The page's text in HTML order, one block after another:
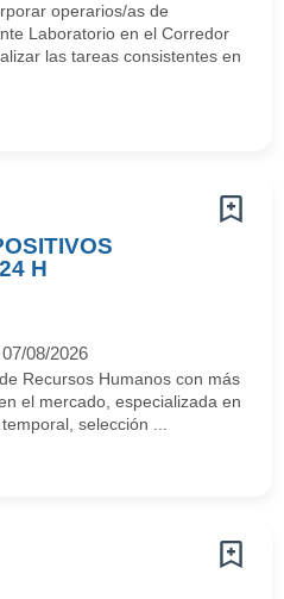
operarios/as de
Laboratorio en el Corredor
las tareas consistentes en
H
07/08/2026
Recursos Humanos con más
el mercado, especializada en
selección ...